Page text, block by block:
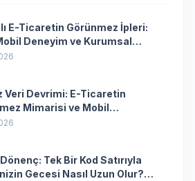
E-Ticaretin Görünmez İpleri:
Deneyim ve Kurumsal
Kazandıran Senkronizasyonu
Veri Devrimi: E-Ticaretin
Mimarisi ve Mobil
Kurumsal Anahtarı
Tek Bir Kod Satırıyla
Gecesi Nasıl Uzun Olur?